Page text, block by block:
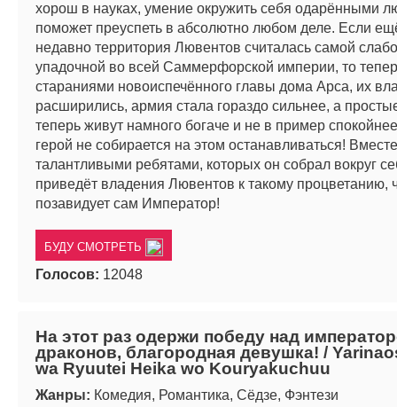
хорош в науках, умение окружить себя одарёнными
поможет преуспеть в абсолютно любом деле. Если
недавно территория Лювентов считалась самой
упадочной во всей Саммерфорской империи, то
стараниями новоиспечённого главы дома Арса, их
расширились, армия стала гораздо сильнее, а
теперь живут намного богаче и не в пример
герой не собирается на этом останавливаться!
талантливыми ребятами, которых он собрал вокруг
приведёт владения Лювентов к такому процветанию,
позавидует сам Император!
БУДУ СМОТРЕТЬ
Голосов: 12048
На этот раз одержи победу над
драконов, благородная девушка! /
wa Ryuutei Heika wo Kouryakuchuu
Жанры: Комедия, Романтика, Сёдзе, Фэнтези